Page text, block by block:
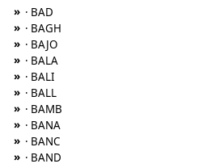
» · BAD
» · BAGH
» · BAJO
» · BALA
» · BALI
» · BALL
» · BAMB
» · BANA
» · BANC
» · BAND